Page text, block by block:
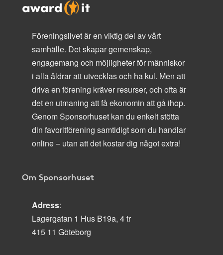
Föreningslivet är en viktig del av vårt
samhälle. Det skapar gemenskap,
engagemang och möjligheter för människor
i alla åldrar att utvecklas och ha kul. Men att
driva en förening kräver resurser, och ofta är
det en utmaning att få ekonomin att gå ihop.
Genom Sponsorhuset kan du enkelt stötta
din favoritförening samtidigt som du handlar
online – utan att det kostar dig något extra!
Om Sponsorhuset
Adress:
Lagergatan 1 Hus B19a, 4 tr
415 11 Göteborg